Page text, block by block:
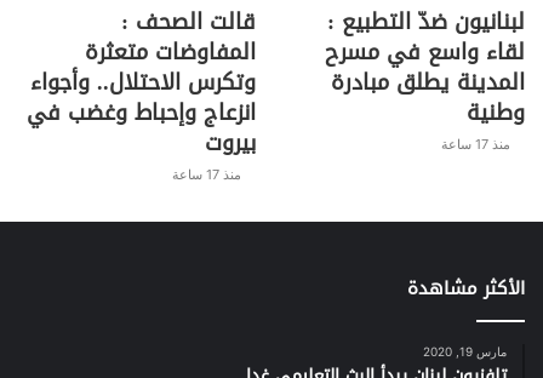
لبنانيون ضدّ التطبيع :
لقاء واسع في مسرح
المدينة يطلق مبادرة
وطنية
منذ 17 ساعة
قالت الصحف :
المفاوضات متعثرة
وتكرس الاحتلال.. وأجواء
انزعاج وإحباط وغضب في
بيروت
منذ 17 ساعة
الأكثر مشاهدة
مارس 19, 2020